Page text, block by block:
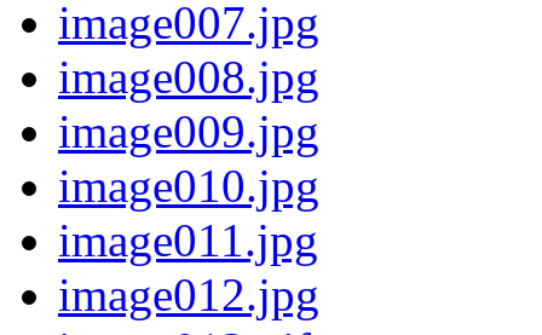
image007.jpg
image008.jpg
image009.jpg
image010.jpg
image011.jpg
image012.jpg